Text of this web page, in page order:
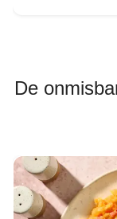
De